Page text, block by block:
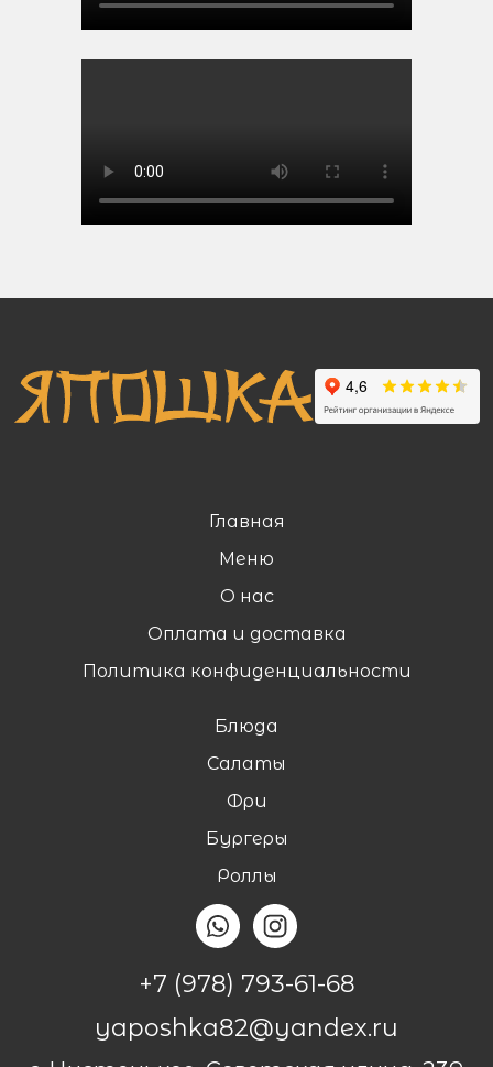
Главная
Меню
О нас
Оплата и доставка
Политика конфиденциальности
Блюда
Салаты
Фри
Бургеры
Роллы
+7 (978) 793-61-68
yaposhka82@yandex.ru